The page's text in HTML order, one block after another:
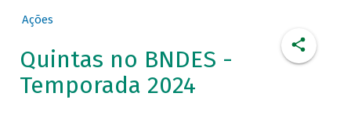
Ações
Quintas no BNDES -
Temporada 2024